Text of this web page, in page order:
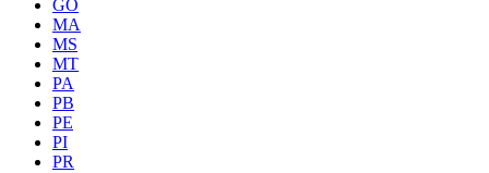
GO
MA
MS
MT
PA
PB
PE
PI
PR